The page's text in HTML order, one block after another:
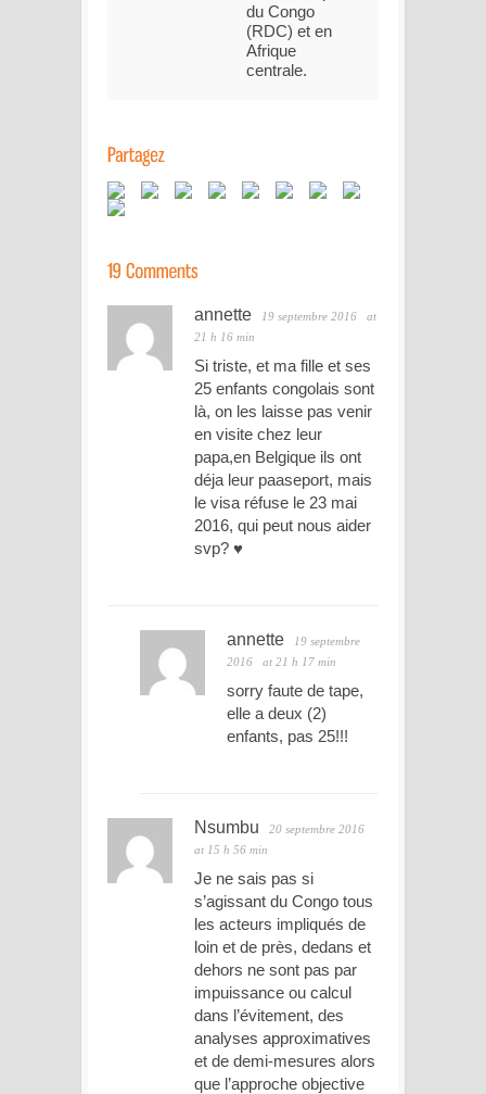
du Congo
(RDC) et en
Afrique
centrale.
annette 19 septembre 2016
at
21 h 16 min
Si triste, et ma fille et ses
25 enfants congolais sont
là, on les laisse pas venir
en visite chez leur
papa,en Belgique ils ont
déja leur paaseport, mais
le visa réfuse le 23 mai
2016, qui peut nous aider
svp? ♥
annette
19 septembre
2016
at 21 h 17 min
sorry faute de tape,
elle a deux (2)
enfants, pas 25!!!
Nsumbu
20 septembre 2016
at 15 h 56 min
Je ne sais pas si
s’agissant du Congo tous
les acteurs impliqués de
loin et de près, dedans et
dehors ne sont pas par
impuissance ou calcul
dans l’évitement, des
analyses approximatives
et de demi-mesures alors
que l’approche objective